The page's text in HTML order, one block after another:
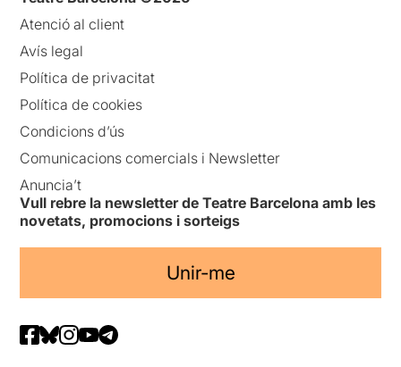
Atenció al client
Avís legal
Política de privacitat
Política de cookies
Condicions d’ús
Comunicacions comercials i Newsletter
Anuncia’t
Vull rebre la newsletter de Teatre Barcelona amb les
novetats, promocions i sorteigs
Unir-me